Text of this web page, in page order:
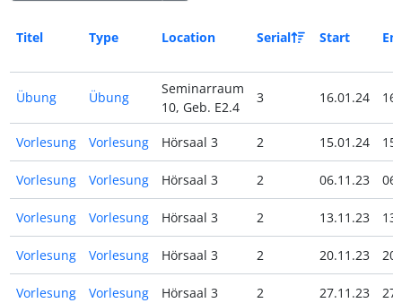
Titel Type Location Serial Start
Übung Übung
Seminarraum
10, Geb. E2.4
3 16.01.24
Vorlesung Vorlesung Hörsaal 3 2 15.01.24
Vorlesung Vorlesung Hörsaal 3 2 06.11.23
Vorlesung Vorlesung Hörsaal 3 2 13.11.23
Vorlesung Vorlesung Hörsaal 3 2 20.11.23
Vorlesung Vorlesung Hörsaal 3 2 27.11.23